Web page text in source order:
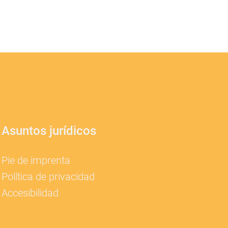
Asuntos jurídicos
Pie de imprenta
Política de privacidad
Accesibilidad